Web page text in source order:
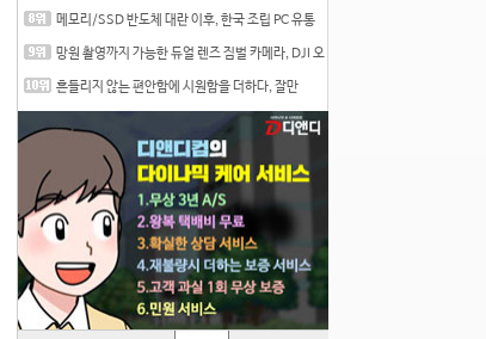
메모리/SSD 반도체 대란 이후, 한국 조립 PC 유통
망원 촬영까지 가능한 듀얼 렌즈 짐벌 카메라, DJI 오
흔들리지 않는 편안함에 시원함을 더하다, 잘만